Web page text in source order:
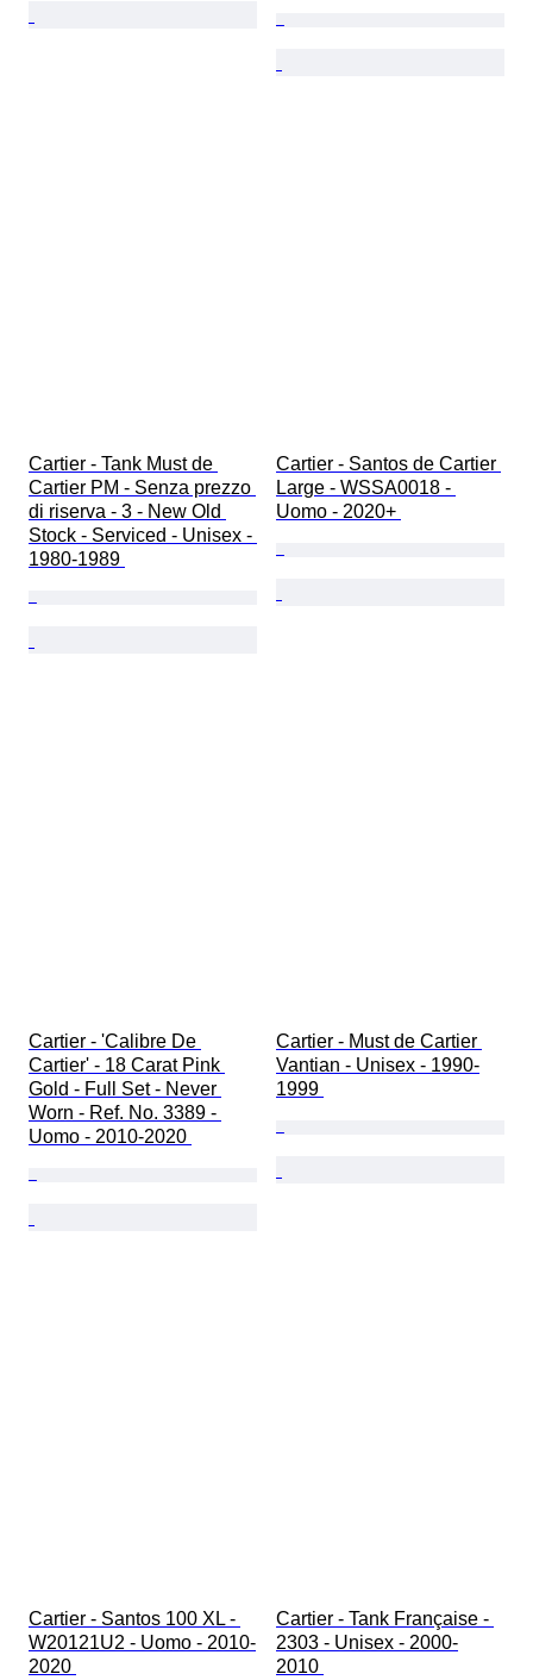
Cartier - Tank Must de
Cartier PM - Senza prezzo
di riserva - 3 - New Old
Stock - Serviced - Unisex -
1980-1989
Cartier - Santos de Cartier
Large - WSSA0018 -
Uomo - 2020+
Cartier - 'Calibre De
Cartier' - 18 Carat Pink
Gold - Full Set - Never
Worn - Ref. No. 3389 -
Uomo - 2010-2020
Cartier - Must de Cartier
Vantian - Unisex - 1990-
1999
Cartier - Santos 100 XL -
W20121U2 - Uomo - 2010-
2020
Cartier - Tank Française -
2303 - Unisex - 2000-
2010